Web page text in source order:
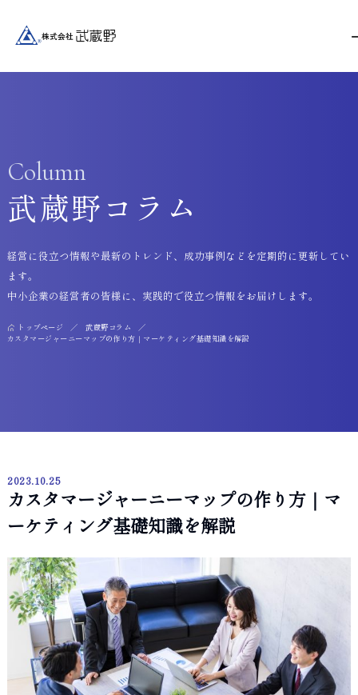
Column
武蔵野コラム
トップページ
武蔵野コラム
カスタマージャーニーマップの作り方｜マーケティング基礎知識を解説
経営に役立つ情報や最新のトレンド、成功事例などを定期的に更新してい
ます。
中小企業の経営者の皆様に、実践的で役立つ情報をお届けします。
2023.10.25
カスタマージャーニーマップの作り方｜マ
ーケティング基礎知識を解説